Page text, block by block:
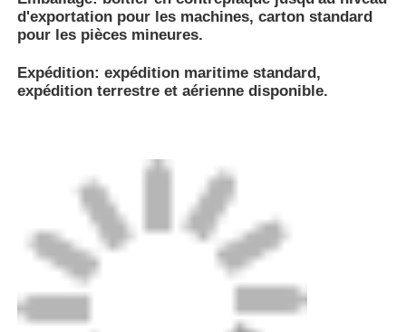
La société G-Tech Piping System (Zhongshan)
Company Limited (G-Tech) a été créée en tant que
telle.
a été fondée en 2012 en tant que filiale en propriété
exclusive de Towngas.